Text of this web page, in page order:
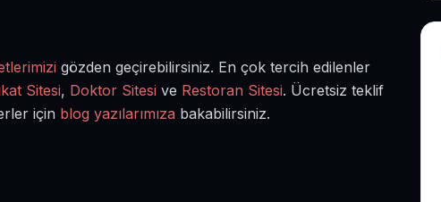
gözden geçirebilirsiniz. En çok tercih edilenler
Sitesi, Doktor Sitesi ve Restoran Sitesi. Ücretsiz teklif
için blog yazılarımıza bakabilirsiniz.